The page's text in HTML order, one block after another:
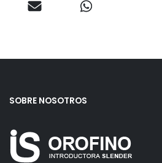
SOBRE NOSOTROS